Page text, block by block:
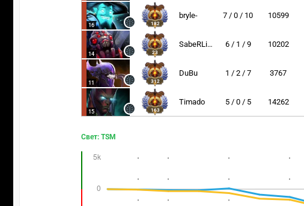
16 182
bryle- 7 / 0 / 10 10599
14 23
SabeRLight- 6 / 1 / 9 10202
11 312
DuBu 1 / 2 / 7 3767
15 163
Timado 5 / 0 / 5 14262
Свет: TSM